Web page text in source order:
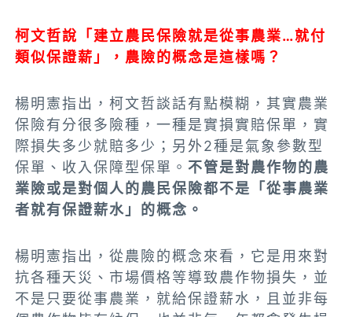
柯文哲說「建立農民保險就是從事農業…就付
類似保證薪」，農險的概念是這樣嗎？
楊明憲指出，柯文哲談話有點模糊，其實農業
保險有分很多險種，一種是實損實賠保單，實
際損失多少就賠多少；另外2種是氣象參數型
保單、 收入保障型保單 。 不管是對農作物的農
業險或是對個人的農民保險都不是「從事農業
者就有保證薪水」的概念。
楊明憲指出，從農險的概念來看，它是用來對
抗各種天災、市場價格等導致農作物損失，並
不是只要從事農業，就給保證薪水，且並非每